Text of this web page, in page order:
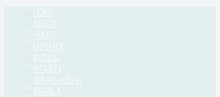
HOME
ABOUT
YOUTH
CONTACT
WORLD
WOMEN
WAYANADU D
KERALA